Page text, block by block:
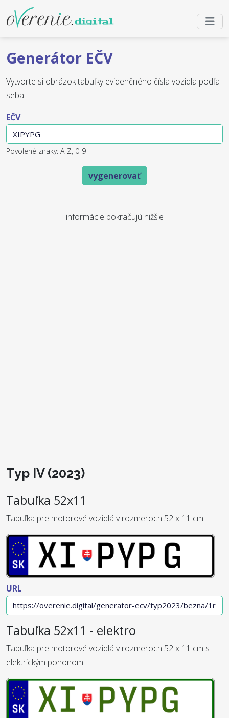
Generátor EČV
Vytvorte si obrázok tabuľky evidenčného čísla vozidla podľa
seba.
EČV
Povolené znaky: A-Z, 0-9
vygenerovať
informácie pokračujú nižšie
Typ IV (2023)
Tabuľka 52x11
Tabuľka pre motorové vozidlá v rozmeroch 52 x 11 cm.
URL
Tabuľka 52x11 - elektro
Tabuľka pre motorové vozidlá v rozmeroch 52 x 11 cm s
elektrickým pohonom.